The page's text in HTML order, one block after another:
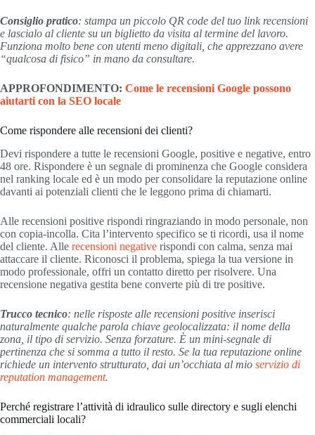
Consiglio pratico: stampa un piccolo QR code del tuo link recensioni
e lascialo al cliente su un biglietto da visita al termine del lavoro.
Funziona molto bene con utenti meno digitali, che apprezzano avere
“qualcosa di fisico” in mano da consultare.
APPROFONDIMENTO: Come le recensioni Google possono
aiutarti con la SEO locale
Come rispondere alle recensioni dei clienti?
Devi rispondere a tutte le recensioni Google, positive e negative, entro
48 ore. Rispondere è un segnale di prominenza che Google considera
nel ranking locale ed è un modo per consolidare la reputazione online
davanti ai potenziali clienti che le leggono prima di chiamarti.
Alle recensioni positive rispondi ringraziando in modo personale, non
con copia-incolla. Cita l’intervento specifico se ti ricordi, usa il nome
del cliente. Alle recensioni negative rispondi con calma, senza mai
attaccare il cliente. Riconosci il problema, spiega la tua versione in
modo professionale, offri un contatto diretto per risolvere. Una
recensione negativa gestita bene converte più di tre positive.
Trucco tecnico: nelle risposte alle recensioni positive inserisci
naturalmente qualche parola chiave geolocalizzata: il nome della
zona, il tipo di servizio. Senza forzature. È un mini-segnale di
pertinenza che si somma a tutto il resto. Se la tua reputazione online
richiede un intervento strutturato, dai un’occhiata al mio servizio di
reputation management.
Perché registrare l’attività di idraulico sulle directory e sugli elenchi
commerciali locali?